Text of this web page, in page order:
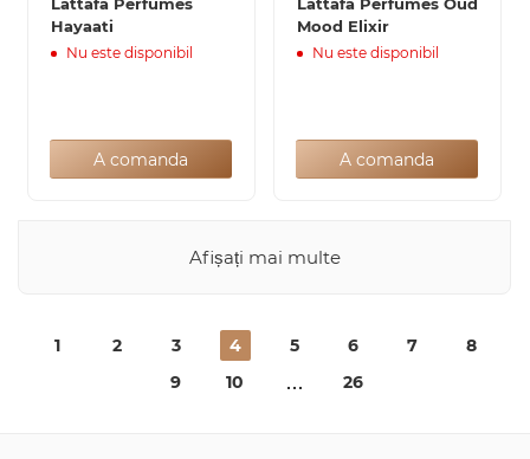
Hayaati
Nu este disponibil
A comanda
Mood Elixir
Nu este disponibil
A comanda
Afișați mai multe
1 2 3 4 5 6 7
8
9
10 26